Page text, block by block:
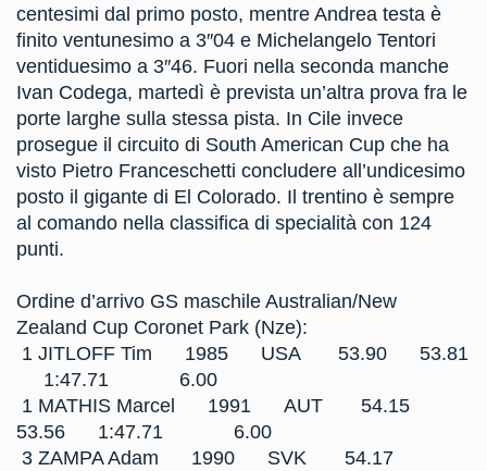
centesimi dal primo posto, mentre Andrea testa è
finito ventunesimo a 3″04 e Michelangelo Tentori
ventiduesimo a 3″46. Fuori nella seconda manche
Ivan Codega, martedì è prevista un’altra prova fra le
porte larghe sulla stessa pista. In Cile invece
prosegue il circuito di South American Cup che ha
visto Pietro Franceschetti concludere all’undicesimo
posto il gigante di El Colorado. Il trentino è sempre
al comando nella classifica di specialità con 124
punti.
Ordine d’arrivo GS maschile Australian/New
Zealand Cup Coronet Park (Nze):
1 JITLOFF Tim 1985 USA 53.90 53.81
1:47.71 6.00
1 MATHIS Marcel 1991 AUT 54.15
53.56 1:47.71 6.00
3 ZAMPA Adam 1990 SVK 54.17